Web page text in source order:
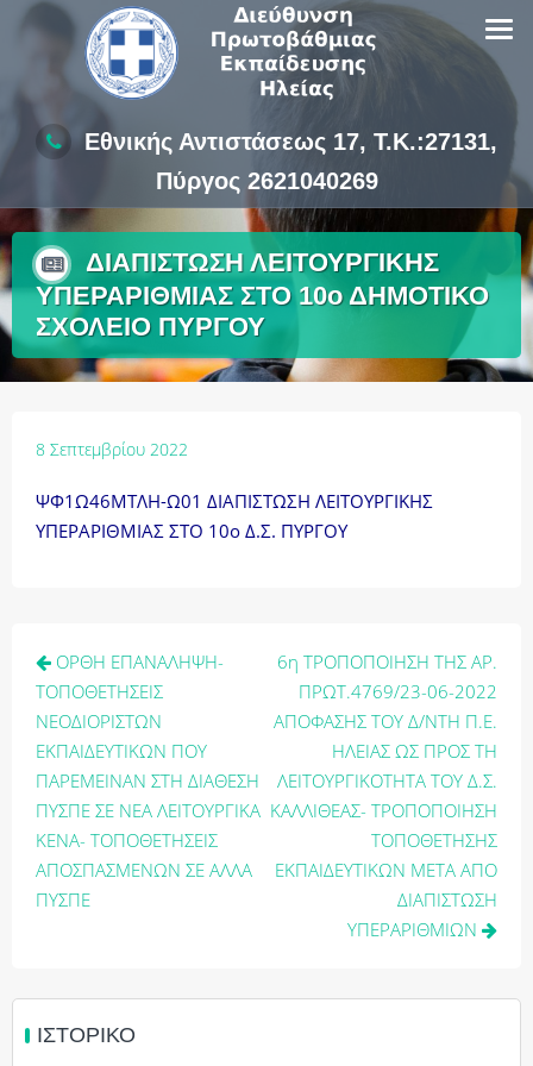
Skip
Εθνικής Αντιστάσεως 17, Τ.Κ.:27131,
Πύργος 2621040269
ΔΙΑΠΙΣΤΩΣΗ ΛΕΙΤΟΥΡΓΙΚΗΣ
ΥΠΕΡΑΡΙΘΜΙΑΣ ΣΤΟ 10ο ΔΗΜΟΤΙΚΟ
ΣΧΟΛΕΙΟ ΠΥΡΓΟΥ
8 Σεπτεμβρίου 2022
ΨΦ1Ω46ΜΤΛΗ-Ω01 ΔΙΑΠΙΣΤΩΣΗ ΛΕΙΤΟΥΡΓΙΚΗΣ
ΥΠΕΡΑΡΙΘΜΙΑΣ ΣΤΟ 10ο Δ.Σ. ΠΥΡΓΟΥ
Πλοήγηση
άρθρων
ΟΡΘΗ ΕΠΑΝΑΛΗΨΗ-
ΤΟΠΟΘΕΤΗΣΕΙΣ
ΝΕΟΔΙΟΡΙΣΤΩΝ
ΕΚΠΑΙΔΕΥΤΙΚΩΝ ΠΟΥ
ΠΑΡΕΜΕΙΝΑΝ ΣΤΗ ΔΙΑΘΕΣΗ
ΠΥΣΠΕ ΣΕ ΝΕΑ ΛΕΙΤΟΥΡΓΙΚΑ
ΚΕΝΑ- ΤΟΠΟΘΕΤΗΣΕΙΣ
ΑΠΟΣΠΑΣΜΕΝΩΝ ΣΕ ΑΛΛΑ
ΠΥΣΠΕ
6η ΤΡΟΠΟΠΟΙΗΣΗ ΤΗΣ ΑΡ.
ΠΡΩΤ.4769/23-06-2022
ΑΠΟΦΑΣΗΣ ΤΟΥ Δ/ΝΤΗ Π.Ε.
ΗΛΕΙΑΣ ΩΣ ΠΡΟΣ ΤΗ
ΛΕΙΤΟΥΡΓΙΚΟΤΗΤΑ ΤΟΥ Δ.Σ.
ΚΑΛΛΙΘΕΑΣ- ΤΡΟΠΟΠΟΙΗΣΗ
ΤΟΠΟΘΕΤΗΣΗΣ
ΕΚΠΑΙΔΕΥΤΙΚΩΝ ΜΕΤΑ ΑΠΟ
ΔΙΑΠΙΣΤΩΣΗ
ΥΠΕΡΑΡΙΘΜΙΩΝ
ΙΣΤΟΡΙΚΌ